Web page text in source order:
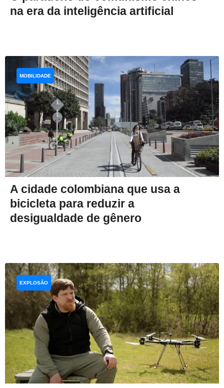
na era da inteligência artificial
A cidade colombiana que usa a
bicicleta para reduzir a
desigualdade de gênero
MOBILIDADE
EXPLOSÃO